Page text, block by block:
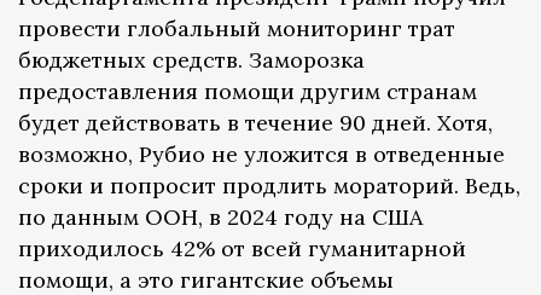
провести глобальный мониторинг трат
бюджетных средств. Заморозка
предоставления помощи другим странам
будет действовать в течение 90 дней. Хотя,
возможно, Рубио не уложится в отведенные
сроки и попросит продлить мораторий. Ведь,
по данным ООН, в 2024 году на США
приходилось 42% от всей гуманитарной
помощи, а это гигантские объемы